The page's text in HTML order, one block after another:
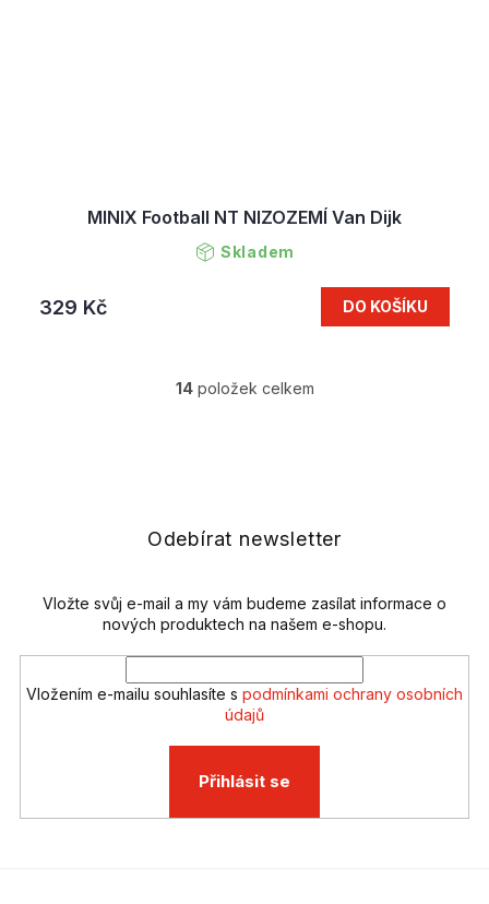
MINIX Football NT NIZOZEMÍ Van Dijk
Skladem
329 Kč DO KOŠÍKU
O
í
v
k
ý
p
i
s
14položek celkem
Odebírat newsletter
Vložte svůj e-mail a my vám budeme zasílat informace o
nových produktech na našem e-shopu.
Vložením e-mailu souhlasíte s podmínkami ochrany osobních
údajů
Přihlásit se